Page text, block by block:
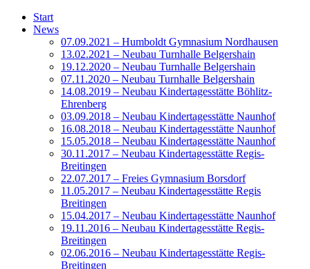
Start
News
07.09.2021 – Humboldt Gymnasium Nordhausen
13.02.2021 – Neubau Turnhalle Belgershain
19.12.2020 – Neubau Turnhalle Belgershain
07.11.2020 – Neubau Turnhalle Belgershain
14.08.2019 – Neubau Kindertagesstätte Böhlitz-
Ehrenberg
03.09.2018 – Neubau Kindertagesstätte Naunhof
16.08.2018 – Neubau Kindertagesstätte Naunhof
15.05.2018 – Neubau Kindertagesstätte Naunhof
30.11.2017 – Neubau Kindertagesstätte Regis-
Breitingen
22.07.2017 – Freies Gymnasium Borsdorf
11.05.2017 – Neubau Kindertagesstätte Regis
Breitingen
15.04.2017 – Neubau Kindertagesstätte Naunhof
19.11.2016 – Neubau Kindertagesstätte Regis-
Breitingen
02.06.2016 – Neubau Kindertagesstätte Regis-
Breitingen